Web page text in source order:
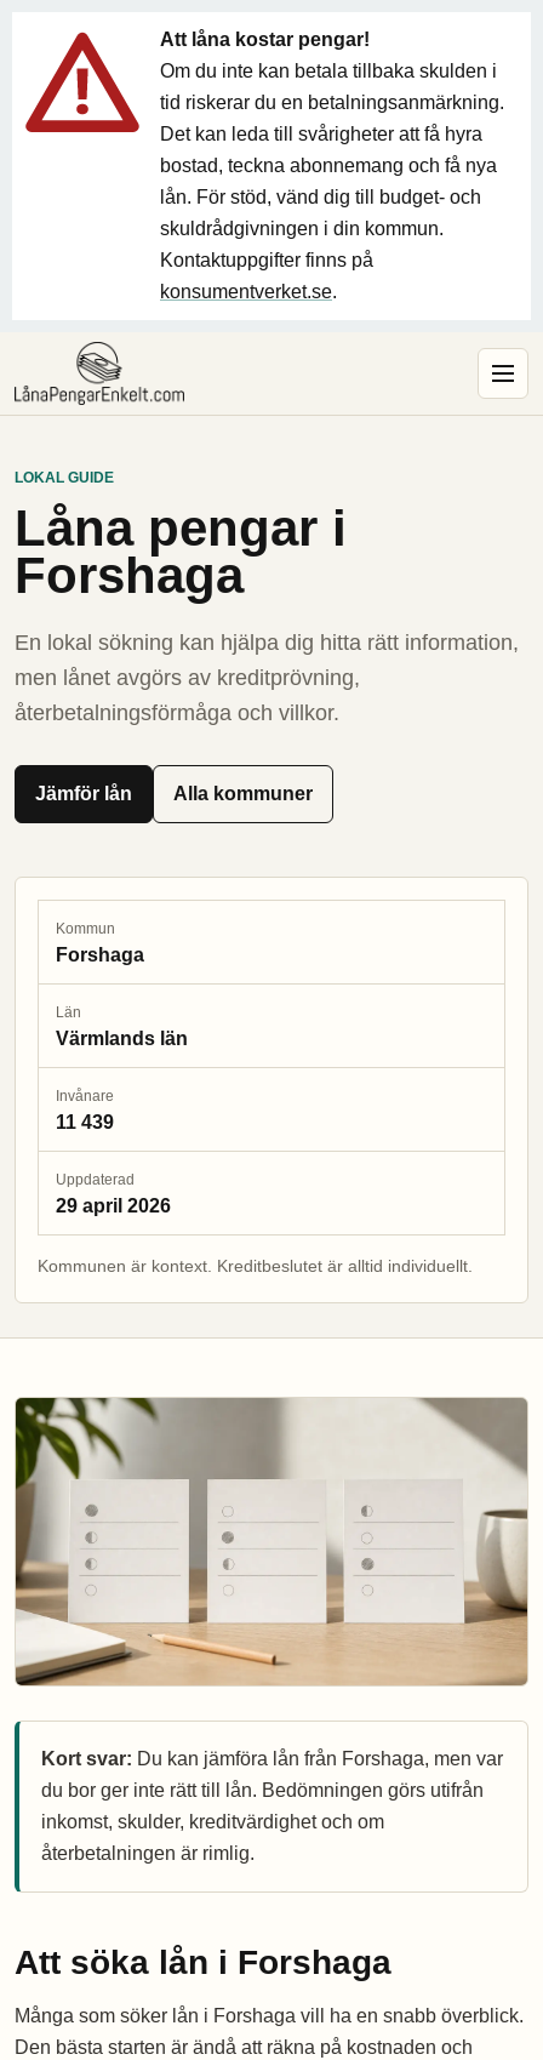
Att låna kostar pengar!
Om du inte kan betala tillbaka skulden i
tid riskerar du en betalningsanmärkning.
Det kan leda till svårigheter att få hyra
bostad, teckna abonnemang och få nya
lån. För stöd, vänd dig till budget- och
skuldrådgivningen i din kommun.
Kontaktuppgifter finns på
konsumentverket.se.
LOKAL GUIDE
Låna pengar i
Forshaga
En lokal sökning kan hjälpa dig hitta rätt information,
men lånet avgörs av kreditprövning,
återbetalningsförmåga och villkor.
Jämför lån Alla kommuner
Kommun
Forshaga
Län
Värmlands län
Invånare
11 439
Uppdaterad
29 april 2026
Kommunen är kontext. Kreditbeslutet är alltid individuellt.
Kort svar: Du kan jämföra lån från Forshaga, men var
du bor ger inte rätt till lån. Bedömningen görs utifrån
inkomst, skulder, kreditvärdighet och om
återbetalningen är rimlig.
Att söka lån i Forshaga
Många som söker lån i Forshaga vill ha en snabb överblick.
Den bästa starten är ändå att räkna på kostnaden och